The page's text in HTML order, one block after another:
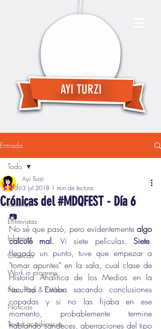
AYI TURZI
Entrada
Todo
Reseñas
Entrevistas
Informes
Crónicas
Work in progress
Nac, Pop & Online
Noticias
Textos académicos
Todo
Crónicas del #MDQFEST - Día 6
Ayi Turzi
3 jul 2018 1 min de lectura
📷
No sé que pasó, pero evidentemente algo
calculé mal. Vi siete películas. Siete.
Llegado un punto, tuve que empezar a
"tomar apuntes" en la sala, cual clase de
Historia Analítica de los Medios en la
facultad. Estaba sacando conclusiones
copadas y si no las fijaba en ese
momento, probablemente termine